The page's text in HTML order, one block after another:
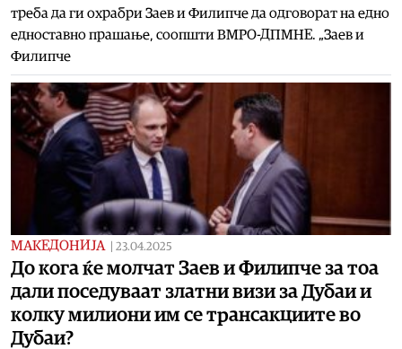
треба да ги охрабри Заев и Филипче да одговорат на едно
едноставно прашање, соопшти ВМРО-ДПМНЕ. „Заев и
Филипче
МАКЕДОНИЈА 23.04.2025
До кога ќе молчат Заев и Филипче за тоа
дали поседуваат златни визи за Дубаи и
колку милиони им се трансакциите во
Дубаи?